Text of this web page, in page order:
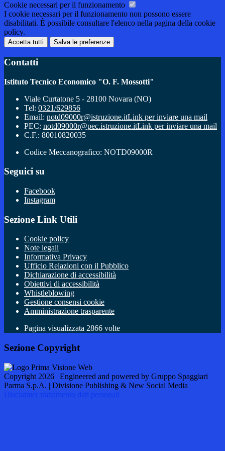
Cookie necessari per il funzionamento
I cookie necessari per il funzionamento non possono essere
disabilitati. È possibile consultare l'elenco nella pagina della cookie
policy.
Accetta tutti Salva le preferenze
Contatti
Istituto Tecnico Economico "O. F. Mossotti"
Viale Curtatone 5 - 28100 Novara (NO)
Tel: 0321/629856
Email: notd09000r@istruzione.itLink per inviare una mail
PEC: notd09000r@pec.istruzione.itLink per inviare una mail
C.F.: 80010820035
Codice Meccanografico: NOTD09000R
Seguici su
Facebook
Instagram
Sezione Link Utili
Cookie policy
Note legali
Informativa Privacy
Ufficio Relazioni con il Pubblico
Dichiarazione di accessibilità
Obiettivi di accessibilità
Whistleblowing
Gestione consensi cookie
Amministrazione trasparente
Pagina visualizzata 2866 volte
Sezione Copyright
Copyright 2026 | Engineered and powered by Gruppo Spaggiari
Parma S.p.A. | Divisione Publishing & New Social Media
Disclaimer trattamento dati personali